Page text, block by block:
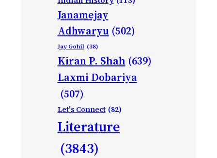
Janamejay
Adhwaryu (502)
Jay Gohil (38)
Kiran P. Shah (639)
Laxmi Dobariya
(507)
Let's Connect (82)
Literature
(3843)